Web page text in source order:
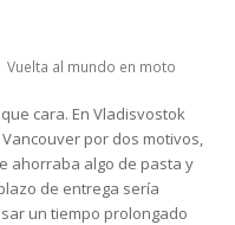
Vuelta al mundo en moto
cara. En Vladisvostok
por dos motivos,
ahorraba algo de pasta y
de entrega sería
un tiempo prolongado